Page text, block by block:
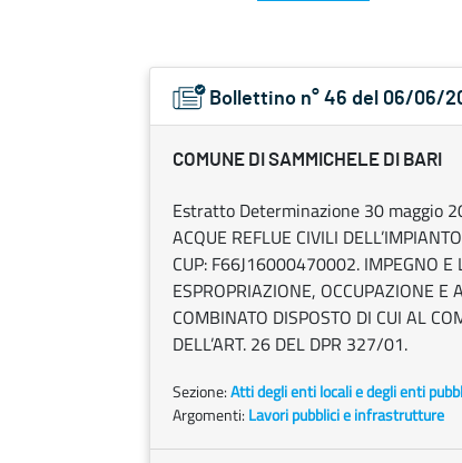
Bollettino n° 46 del 06/06/
COMUNE DI SAMMICHELE DI BARI
Estratto Determinazione 30 maggio
ACQUE REFLUE CIVILI
CUP: F66J16000470002. IMPEGNO E
ESPROPRIAZIONE, OCCUPAZIONE E
COMBINATO DISPOSTO DI CUI AL
DELL’ART. 26 DEL DPR 327/01.
Sezione:Atti degli enti locali e degli enti
Argomenti: Lavori pubblici e infrastrutture